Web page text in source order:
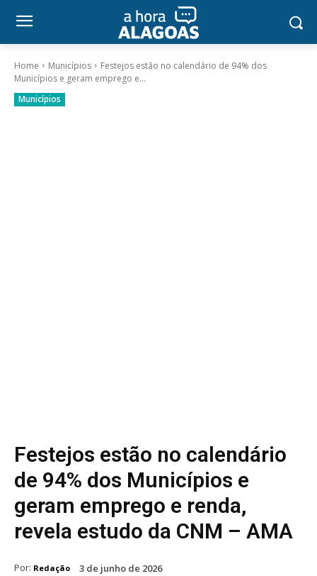
Home Municípios
Festejos estão no calendário de 94% dos
Municípios e geram emprego e...
Municípios
Festejos estão no calendário
de 94% dos Municípios e
geram emprego e renda,
revela estudo da CNM – AMA
Por: Redação 3 de junho de 2026